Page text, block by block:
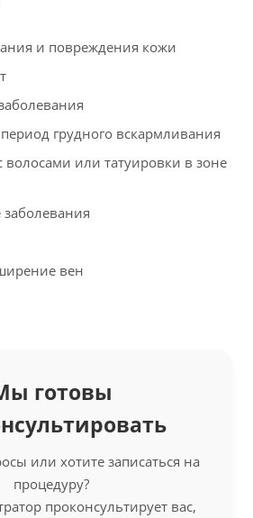
и повреждения кожи
грудного вскармливания
волосами или татуировки в зоне
вен
готовы
или хотите записаться на
процедуру?
проконсультирует вас,